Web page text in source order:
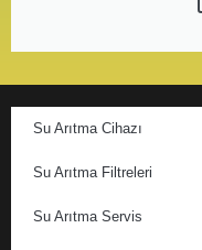
Su Arıtma Cihazı
Su Arıtma Filtreleri
Su Arıtma Servis